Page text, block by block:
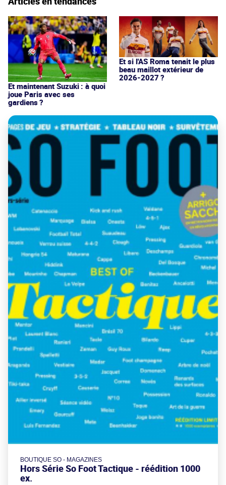
Et maintenant Suzuki : à quoi
joue Paris avec ses
gardiens ?
Et si l'AS Roma tenait le plus
beau maillot extérieur de
2026-2027 ?
BOUTIQUE SO - MAGAZINES
Hors Série So Foot Tactique - réédition 1000
ex.